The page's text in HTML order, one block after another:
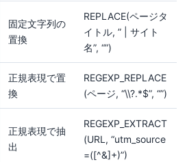
固定文字列の
置換
REPLACE(ページタ
イトル, ” | サイト
名”, “”)
正規表現で置
換
REGEXP_REPLACE
(ページ, “\\?.*$”, “”)
正規表現で抽
出
REGEXP_EXTRACT
(URL, “utm_source
=([^&]+)”)